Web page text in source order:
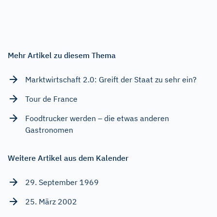
Mehr Artikel zu diesem Thema
Marktwirtschaft 2.0: Greift der Staat zu sehr ein?
Tour de France
Foodtrucker werden – die etwas anderen
Gastronomen
Weitere Artikel aus dem Kalender
29. September 1969
25. März 2002